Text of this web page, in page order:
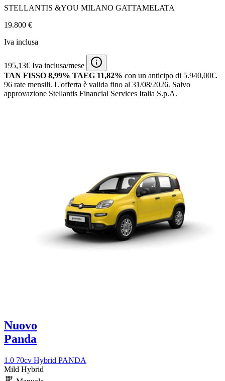
STELLANTIS &YOU MILANO GATTAMELATA
19.800 €
Iva inclusa
195,13€ Iva inclusa/mese
TAN FISSO 8,99% TAEG 11,82% con un anticipo di 5.940,00€.
96 rate mensili. L'offerta è valida fino al 31/08/2026. Salvo
approvazione Stellantis Financial Services Italia S.p.A.
Nuovo
Panda
1.0 70cv Hybrid PANDA
Mild Hybrid